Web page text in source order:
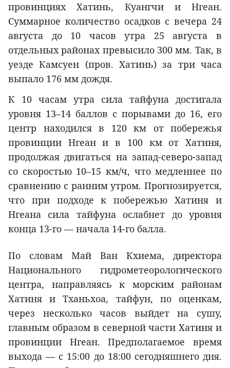
провинциях Хатинь, Куангчи и Нгеан.
Суммарное количество осадков с вечера 24
августа до 10 часов утра 25 августа в
отдельных районах превысило 300 мм. Так, в
уезде Камсуен (пров. Хатинь) за три часа
выпало 176 мм дождя.
К 10 часам утра сила тайфуна достигала
уровня 13–14 баллов с порывами до 16, его
центр находился в 120 км от побережья
провинции Нгеан и в 100 км от Хатиня,
продолжая двигаться на запад-северо-запад
со скоростью 10–15 км/ч, что медленнее по
сравнению с ранним утром. Прогнозируется,
что при подходе к побережью Хатиня и
Нгеана сила тайфуна ослабнет до уровня
конца 13-го — начала 14-го балла.
По словам Май Ван Кхиема, директора
Национального гидрометеорологического
центра, направляясь к морским районам
Хатиня и Тханьхоа, тайфун, по оценкам,
через несколько часов выйдет на сушу,
главным образом в северной части Хатиня и
провинции Нгеан. Предполагаемое время
выхода — с 15:00 до 18:00 сегодняшнего дня.